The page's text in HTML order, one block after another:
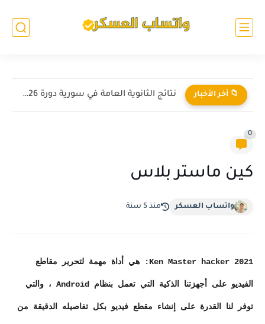
📁 آخر الأخبار نتائج الثانوية العامة في سورية دورة 2026 بالاسم ورقم الاكتتاب
0
كين ماستر بلاس
واتساب العسكر منذ 5 سنة
Ken Master hacker 2021: هي أداة مهمة لتحرير مقاطع
الفيديو على أجهزتنا الذكية التي تعمل بنظام Android ، والتي
توفر لنا القدرة على إنشاء مقطع فيديو بكل تفاصيله الدقيقة من